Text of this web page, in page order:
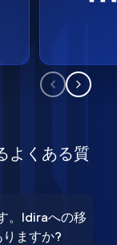
よくある質
。Idiraへの移
ますか?